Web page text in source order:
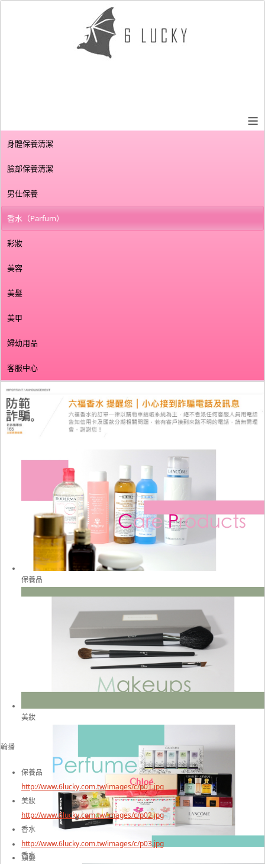
≡
身體保養清潔
臉部保養清潔
男仕保養
香水（Parfum）
彩妝
美容
美髮
美甲
婦幼用品
客服中心
保養品
美妝
香水
輪播
保養品
http://www.6lucky.com.tw/images/c/p01.jpg
美妝
http://www.6lucky.com.tw/images/c/p02.jpg
香水
http://www.6lucky.com.tw/images/c/p03.jpg
頭髮